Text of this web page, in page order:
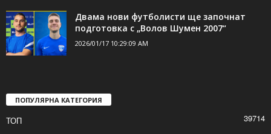
Двама нови футболисти ще започнат
подготовка с „Волов Шумен 2007“
2026/01/17 10:29:09 AM
ПОПУЛЯРНА КАТЕГОРИЯ
ТОП
39714